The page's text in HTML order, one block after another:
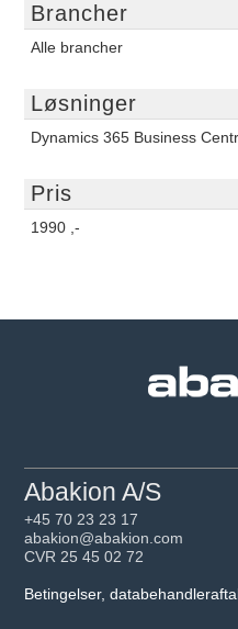
Brancher
Alle brancher
Løsninger
Dynamics 365 Business
Pris
1990 ,-
Abakion A/S
+45 70 23 23 17
abakion@abakion.com
CVR 25 45 02 72
Betingelser,